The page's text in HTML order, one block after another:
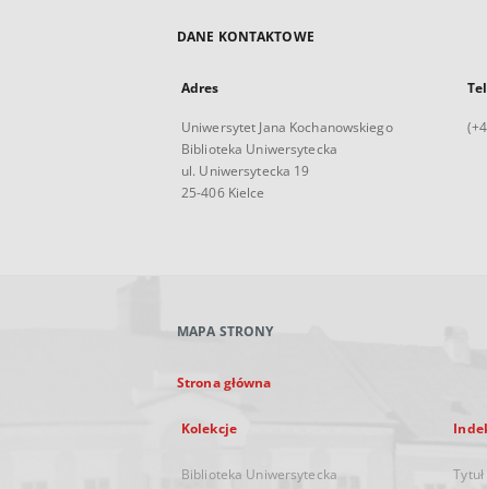
DANE KONTAKTOWE
Adres
Uniwersytet Jana Kochanowskiego
Biblioteka Uniwersytecka
ul. Uniwersytecka 19
25-406 Kielce
MAPA STRONY
Strona główna
Kolekcje
Biblioteka Uniwersytecka Tytuł